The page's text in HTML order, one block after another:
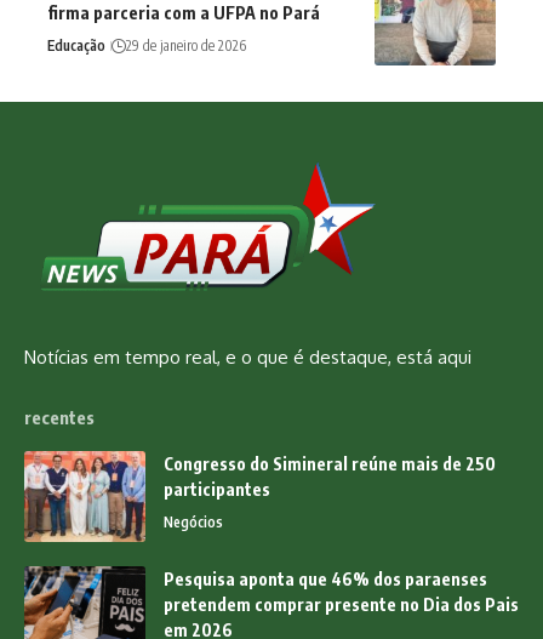
firma parceria com a UFPA no Pará
Educação 29 de janeiro de 2026
Notícias em tempo real, e o que é destaque, está aqui
recentes
Congresso do Simineral reúne mais de 250
participantes
Negócios
Pesquisa aponta que 46% dos paraenses
pretendem comprar presente no Dia dos Pais
em 2026